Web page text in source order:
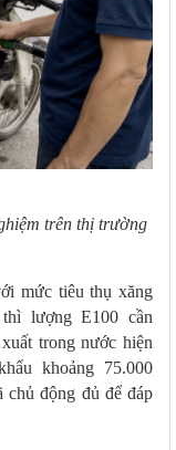
trên thị trường
mức tiêu thụ xăng
lượng E100 cần
trong nước hiện
khoảng 75.000
chủ động đủ để đáp